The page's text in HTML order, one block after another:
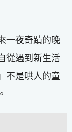
一夜奇蹟的晚
從遇到新生活
不是哄人的童